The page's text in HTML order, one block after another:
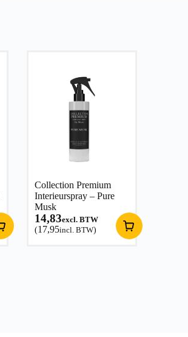
Collection Premium
Interieurspray – Pure
Musk
14,83excl. BTW
(17,95incl. BTW)